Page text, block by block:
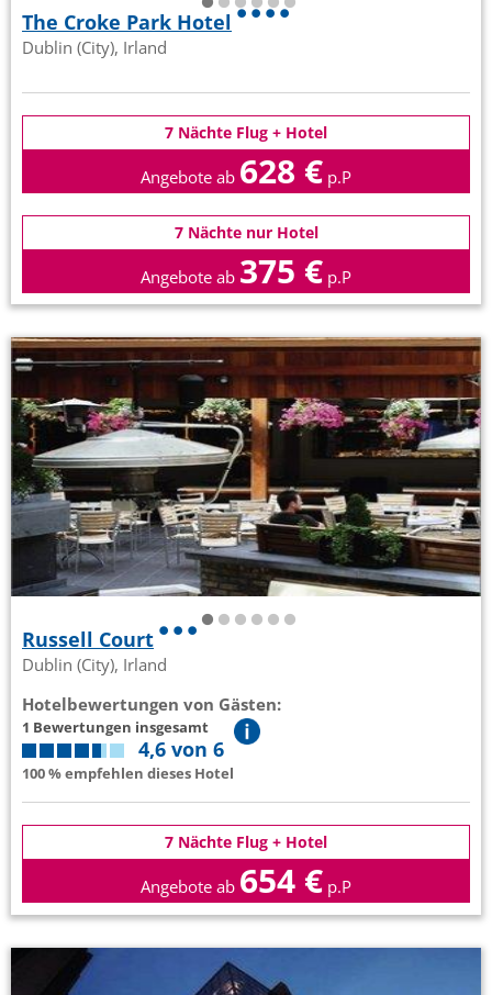
The Croke Park Hotel
Dublin (City), Irland
7 Nächte Flug + Hotel
Angebote ab 628 € p.P
7 Nächte nur Hotel
Angebote ab 375 € p.P
Russell Court
Dublin (City), Irland
Hotelbewertungen von Gästen:
1 Bewertungen insgesamt
4,6 von 6
100 % empfehlen dieses Hotel
7 Nächte Flug + Hotel
Angebote ab 654 € p.P